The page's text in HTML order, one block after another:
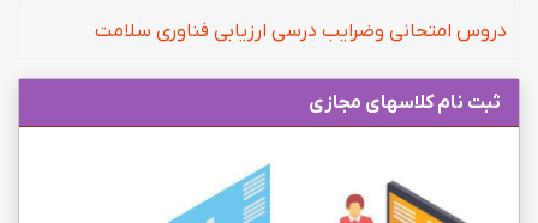
دروس امتحانی وضرایب درسی ارزیابی فناوری سلامت
ثبت نام کلاسهای مجازی